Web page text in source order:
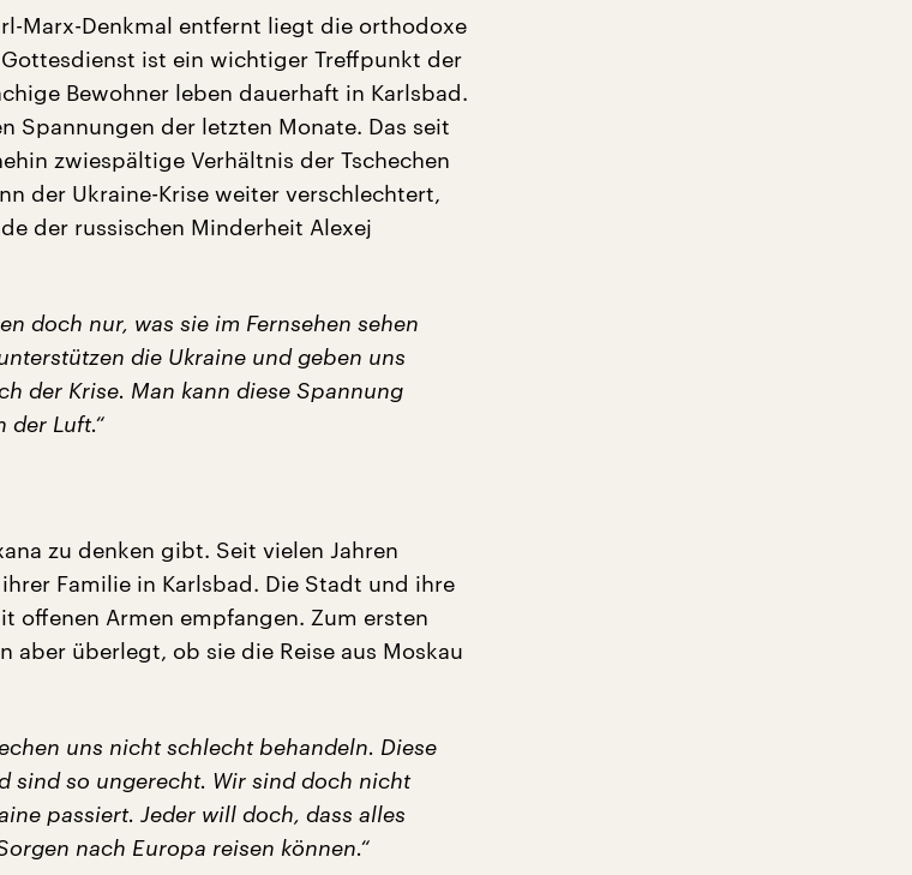
Marx-Denkmal entfernt liegt die orthodoxe
ist ein wichtiger Treffpunkt der
Bewohner leben dauerhaft in Karlsbad.
Spannungen der letzten Monate. Das seit
zwiespältige Verhältnis der Tschechen
der Ukraine-Krise weiter verschlechtert,
der russischen Minderheit Alexej
doch nur, was sie im Fernsehen sehen
die Ukraine und geben uns
der Krise. Man kann diese Spannung
der Luft.“
zu denken gibt. Seit vielen Jahren
Familie in Karlsbad. Die Stadt und ihre
offenen Armen empfangen. Zum ersten
aber überlegt, ob sie die Reise aus Moskau
uns nicht schlecht behandeln. Diese
sind so ungerecht. Wir sind doch nicht
passiert. Jeder will doch, dass alles
nach Europa reisen können.“